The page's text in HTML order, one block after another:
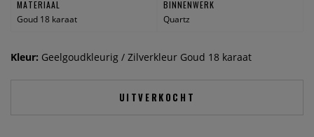
MATERIAAL
Goud 18 karaat
BINNENWERK
Quartz
Kleur: Geelgoudkleurig / Zilverkleur Goud 18 karaat
UITVERKOCHT